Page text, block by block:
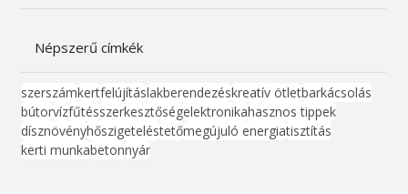
Népszerű címkék
szerszámkertfelújításlakberendezéskreatív ötletbarkácsolás
bútorvízfűtésszerkesztőségelektronikahasznos tippek
dísznövényhőszigeteléstetőmegújuló energiatisztítás
kerti munkabetonnyár